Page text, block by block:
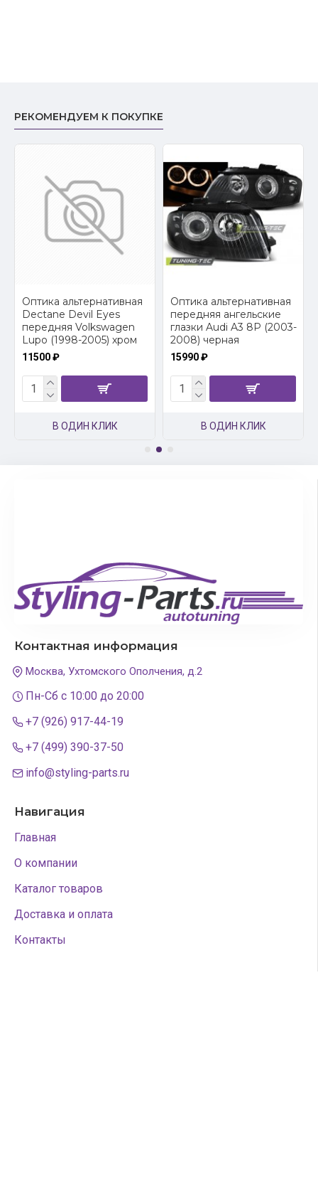
РЕКОМЕНДУЕМ К ПОКУПКЕ
Оптика альтернативная
Dectane Devil Eyes
передняя Volkswagen
Lupo (1998-2005) хром
11500 ₽
В ОДИН КЛИК
Оптика альтернативная
передняя ангельские
глазки Audi A3 8P (2003-
2008) черная
15990 ₽
В ОДИН КЛИК
Контактная информация
Москва, Ухтомского Ополчения, д.2
Пн-Сб с 10:00 до 20:00
+7 (926) 917-44-19
+7 (499) 390-37-50
info@styling-parts.ru
Навигация
Главная
О компании
Каталог товаров
Доставка и оплата
Контакты